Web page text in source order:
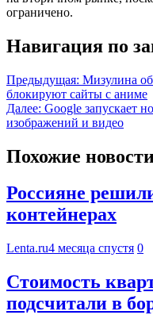
ограничено.
Навигация по
Предыдущая: Мизулина
блокируют сайты с аниме
Далее: Google запускает
изображений и видео
Похожие
Россияне
контейнерах
Lenta.ru4 месяца спустя 0
Стоимость
подсчитали в